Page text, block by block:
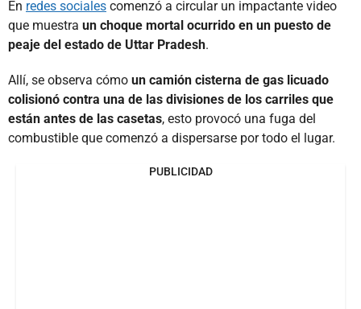
En redes sociales comenzó a circular un impactante video
que muestra un choque mortal ocurrido en un puesto de
peaje del estado de Uttar Pradesh.
Allí, se observa cómo un camión cisterna de gas licuado
colisionó contra una de las divisiones de los carriles que
están antes de las casetas, esto provocó una fuga del
combustible que comenzó a dispersarse por todo el lugar.
PUBLICIDAD